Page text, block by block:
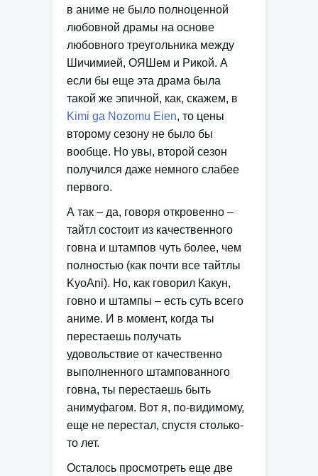
в аниме не было полноценной
любовной драмы на основе
любовного треугольника между
Шичимией, ОЯШем и Рикой. А
если бы еще эта драма была
такой же эпичной, как, скажем, в
Kimi ga Nozomu Eien, то цены
второму сезону не было бы
вообще. Но увы, второй сезон
получился даже немного слабее
первого.
А так – да, говоря откровенно –
тайтл состоит из качественного
говна и штампов чуть более, чем
полностью (как почти все тайтлы
KyoAni). Но, как говорил Какун,
говно и штампы – есть суть всего
аниме. И в момент, когда ты
перестаешь получать
удовольствие от качественно
выполненного штампованного
говна, ты перестаешь быть
анимуфагом. Вот я, по-видимому,
еще не перестал, спустя столько-
то лет.
Осталось просмотреть еще две